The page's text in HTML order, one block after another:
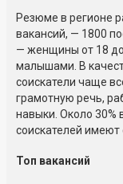
Резюме в регионе
вакансий, — 1800
— женщины от 18
малышами. В
соискатели чаще
грамотную речь,
навыки. Около 30%
соискателей
Топ вакансий